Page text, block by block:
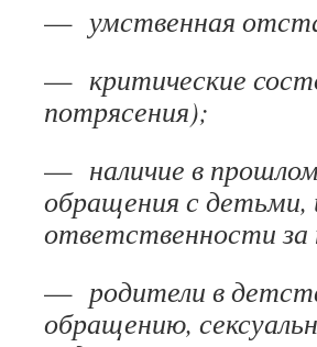
— умственная
— критические
потрясения);
— наличие в
обращения с детьми,
ответственности за
— родители в
обращению,